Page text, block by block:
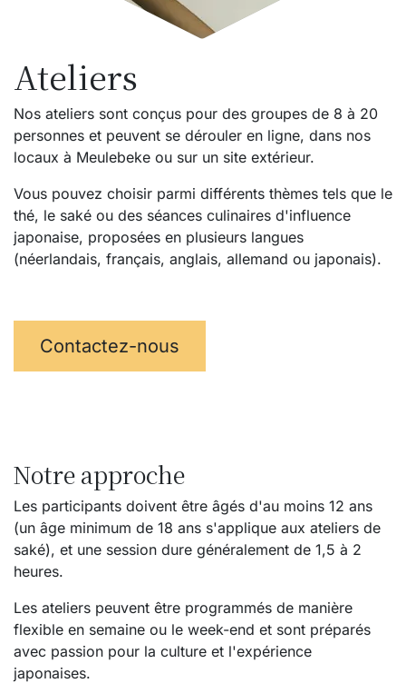
Ateliers
Nos ateliers sont conçus pour des groupes de 8 à 20
personnes et peuvent se dérouler en ligne, dans nos
locaux à Meulebeke ou sur un site extérieur.
Vous pouvez choisir parmi différents thèmes tels que le
thé, le saké ou des séances culinaires d'influence
japonaise, proposées en plusieurs langues
(néerlandais, français, anglais, allemand ou japonais).
Contactez-nous​
Notre approche
Les participants doivent être âgés d'au moins 12 ans
(un âge minimum de 18 ans s'applique aux ateliers de
saké), et une session dure généralement de 1,5 à 2
heures.
Les ateliers peuvent être programmés de manière
flexible en semaine ou le week-end et sont préparés
avec passion pour la culture et l'expérience
japonaises.